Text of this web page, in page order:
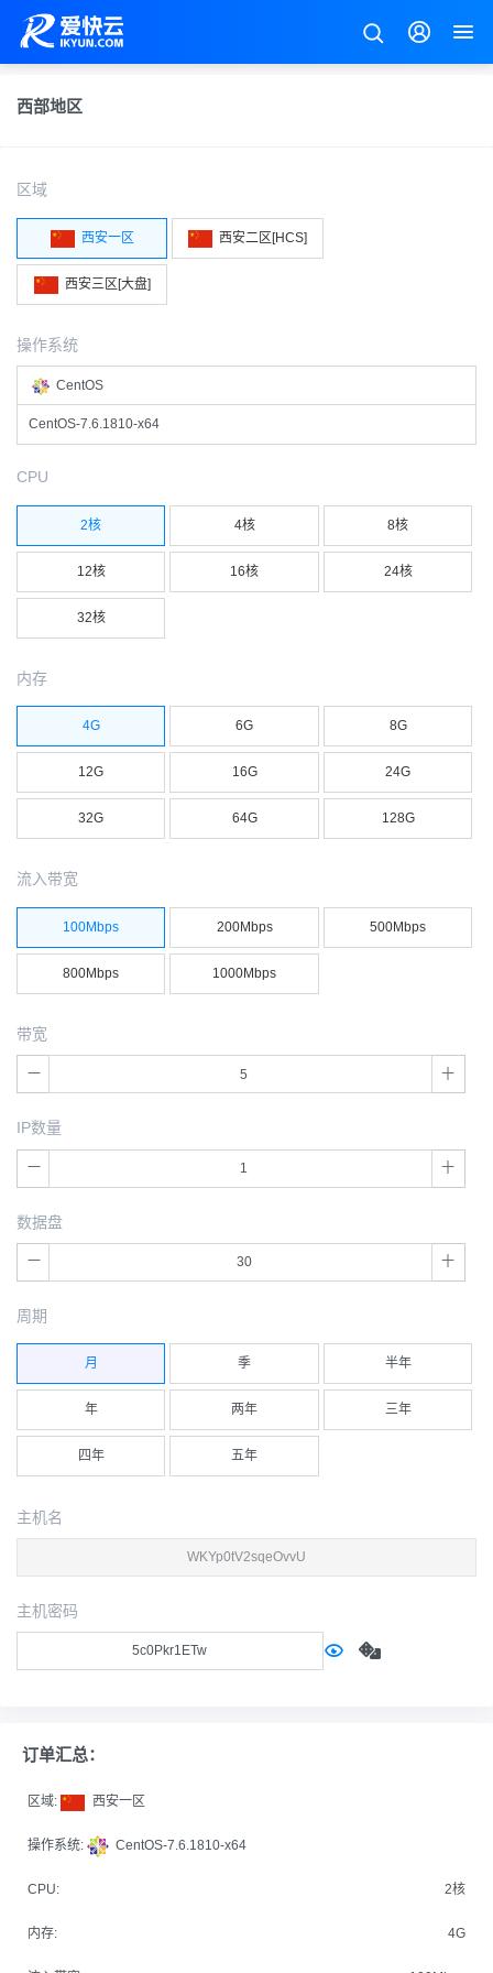
西部地区
区域
西安一区 西安二区[HCS]
西安三区[大盘]
操作系统
CentOS
CentOS-7.6.1810-x64
CPU
2核 4核 8核
12核 16核 24核
32核
内存
4G 6G 8G
12G 16G 24G
32G 64G 128G
流入带宽
100Mbps 200Mbps 500Mbps
800Mbps 1000Mbps
带宽
IP数量
数据盘
周期
月 季 半年
年 两年 三年
四年 五年
主机名
主机密码
订单汇总：
区域: 西安一区
操作系统: CentOS-7.6.1810-x64
CPU: 2核
内存: 4G